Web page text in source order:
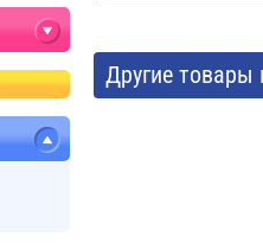
Другие товары